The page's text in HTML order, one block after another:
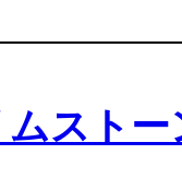
ムスト